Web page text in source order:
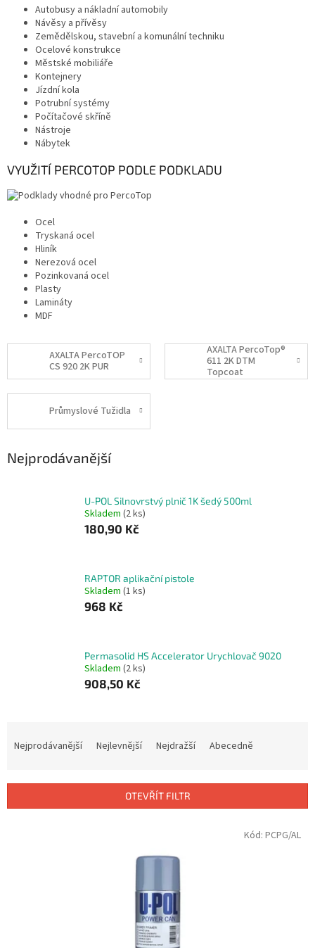
Autobusy a nákladní automobily
Návěsy a přívěsy
Zemědělskou, stavební a komunální techniku
Ocelové konstrukce
Městské mobiliáře
Kontejnery
Jízdní kola
Potrubní systémy
Počítačové skříně
Nástroje
Nábytek
VYUŽITÍ PERCOTOP PODLE PODKLADU
Ocel
Tryskaná ocel
Hliník
Nerezová ocel
Pozinkovaná ocel
Plasty
Lamináty
MDF
AXALTA PercoTOP
CS 920 2K PUR
AXALTA PercoTop®
611 2K DTM
Topcoat
Průmyslové Tužidla
Nejprodávanější
U-POL Silnovrstvý plnič 1K šedý 500ml
Skladem (2 ks)
180,90 Kč
RAPTOR aplikační pistole
Skladem (1 ks)
968 Kč
Permasolid HS Accelerator Urychlovač 9020
Skladem (2 ks)
908,50 Kč
í
Nejprodávanější Nejlevnější Nejdražší Abecedně
OTEVŘÍT FILTR
Kód: PCPG/AL